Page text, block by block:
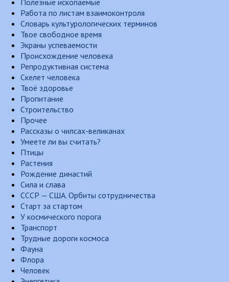
Полезные ископаемые
Работа по листам взаимоконтроля
Словарь культурологических терминов
Твое свободное время
Экраны успеваемости
Происхождение человека
Репродуктивная система
Скелет человека
Твоё здоровье
Пропитание
Строительство
Прочее
Рассказы о чилсах-великанах
Умеете ли вы считать?
Птицы
Растения
Рождение династий
Сила и слава
СССР — США. Орбиты сотрудничества
Старт за стартом
У космического порога
Транспорт
Трудные дороги космоса
Фауна
Флора
Человек